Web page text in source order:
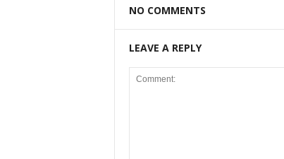
NO COMMENTS
LEAVE A REPLY